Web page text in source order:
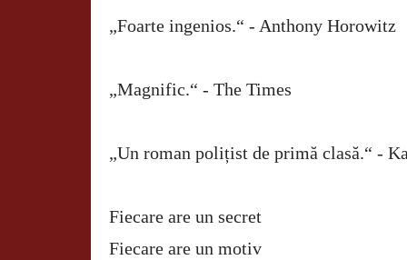
„Foarte ingenios.“ - Anthony Horowitz
„Magnific.“ - The Times
„Un roman polițist de primă clasă.“ -
Fiecare are un secret
Fiecare are un motiv